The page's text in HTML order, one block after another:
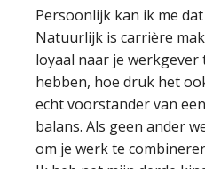
Persoonlijk kan ik me
Natuurlijk is carrière
loyaal naar je
hebben, hoe druk het
echt voorstander van
balans. Als geen ander
om je werk te